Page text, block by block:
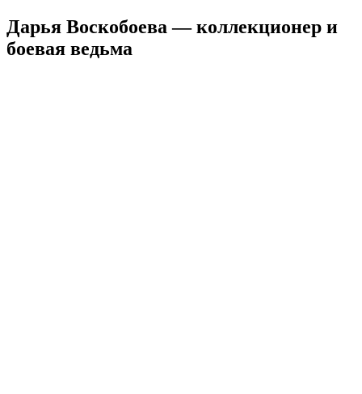
Дарья Воскобоева — коллекционер и
боевая ведьма